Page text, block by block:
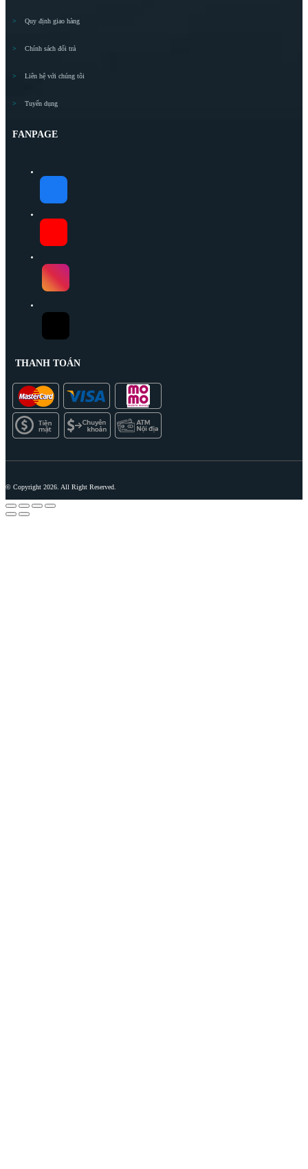
Quy định giao hàng
Chính sách đổi trả
Liên hệ với chúng tôi
Tuyển dụng
FANPAGE
THANH TOÁN
© Copyright 2026. All Right Reserved.